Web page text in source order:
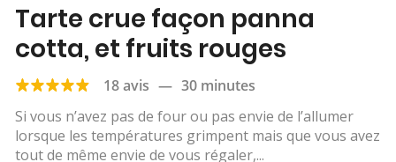
Tarte crue façon panna
cotta, et fruits rouges
18 avis — 30 minutes
Si vous n’avez pas de four ou pas envie de l’allumer
lorsque les températures grimpent mais que vous avez
tout de même envie de vous régaler,...